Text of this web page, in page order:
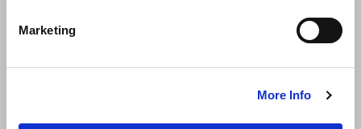
Marketing
More Info